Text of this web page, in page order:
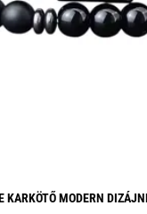
KARKÖTŐ MODERN